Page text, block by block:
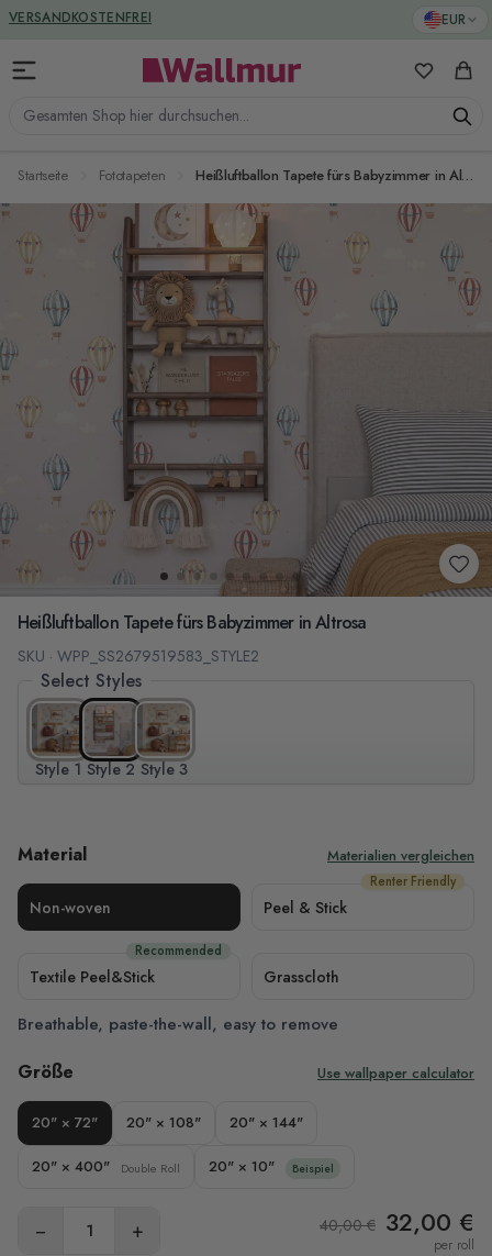
Zum Inhalt springen EUR
Gesamten Shop hier durchsuchen...
Meine
VERSANDKOSTENFREI
GREENGUARD ZERTIFIZIERT
Startseite Fototapeten Heißluftballon Tapete fürs Babyzimmer in Altrosa
Heißluftballon Tapete fürs Babyzimmer in Altrosa
SKU · WPP_SS2679519583_STYLE2
Select Styles
Style 1 Style 2 Style 3
Material Materialien vergleichen
Non-woven
Renter Friendly
Peel & Stick
Recommended
Textile Peel&Stick Grasscloth
Breathable, paste-the-wall, easy to remove
Größe Use wallpaper calculator
20" × 72" 20" × 108" 20" × 144"
20" × 400" Double Roll 20" × 10" Beispiel
− + 40,00 € 32,00 €
per roll